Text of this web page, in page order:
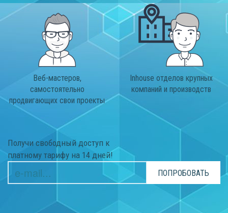
Веб-мастеров,
самостоятельно
продвигающих свои проекты
Inhouse отделов крупных
компаний и производств
Получи свободный доступ к
платному тарифу на 14 дней!
ПОПРОБОВАТЬ